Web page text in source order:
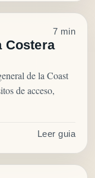
7 min
Costera
de la Coast
de acceso,
Leer guia